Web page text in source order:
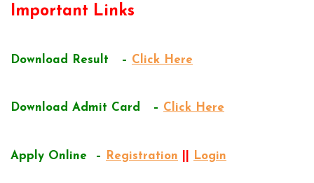
Important Links
Download Result – Click Here
Download Admit Card – Click Here
Apply Online – Registration Login